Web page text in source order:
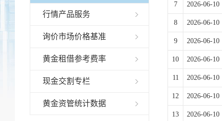
行情产品服务
询价市场价格基准
黄金租借参考费率
现金交割专栏
黄金资管统计数据
7 2026-06-10
8 2026-06-10
9 2026-06-10
10 2026-06-10
11 2026-06-10
12 2026-06-10
13 2026-06-10